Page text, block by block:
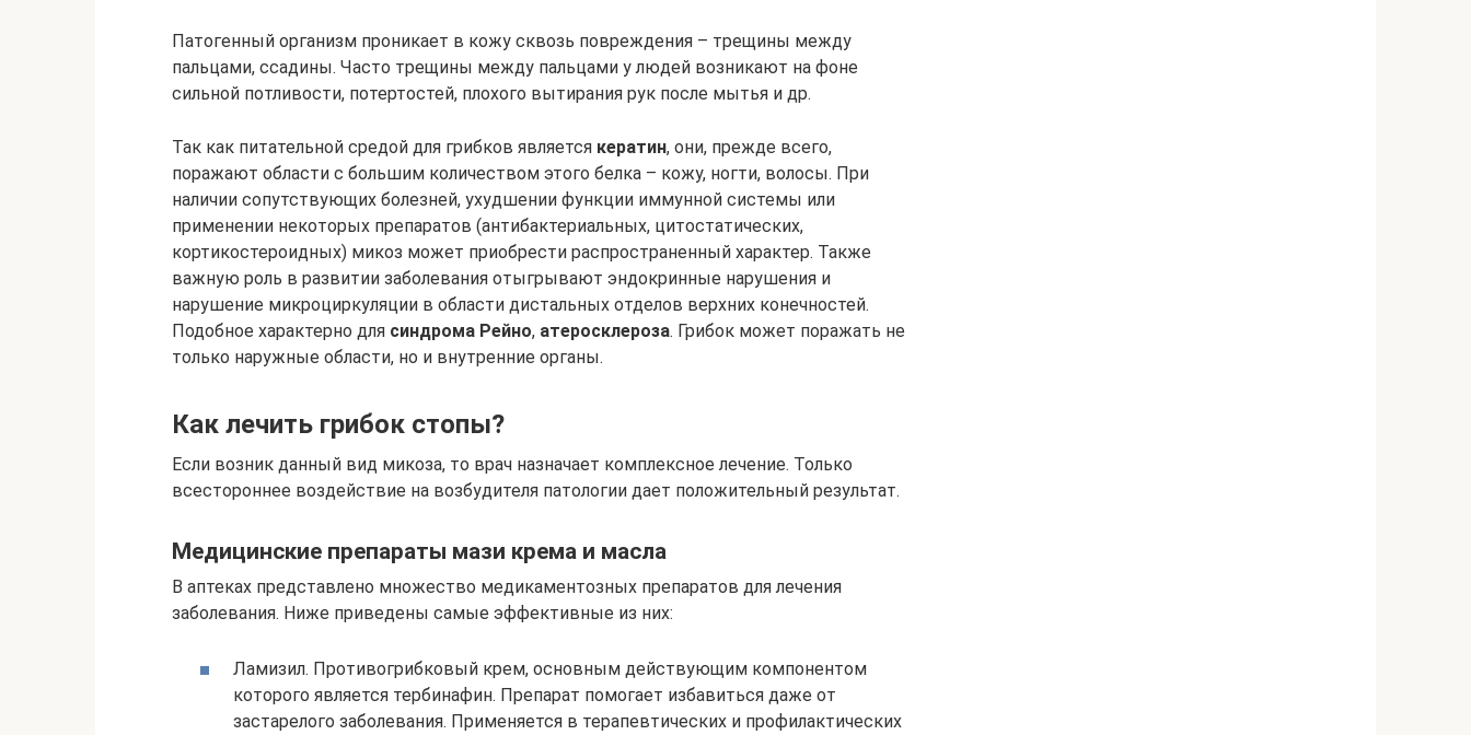
Патогенный организм проникает в кожу сквозь повреждения – трещины между
пальцами, ссадины. Часто трещины между пальцами у людей возникают на фоне
сильной потливости, потертостей, плохого вытирания рук после мытья и др.
Так как питательной средой для грибков является кератин, они, прежде всего,
поражают области с большим количеством этого белка – кожу, ногти, волосы. При
наличии сопутствующих болезней, ухудшении функции иммунной системы или
применении некоторых препаратов (антибактериальных, цитостатических,
кортикостероидных) микоз может приобрести распространенный характер. Также
важную роль в развитии заболевания отыгрывают эндокринные нарушения и
нарушение микроциркуляции в области дистальных отделов верхних конечностей.
Подобное характерно для синдрома Рейно, атеросклероза. Грибок может поражать не
только наружные области, но и внутренние органы.
Как лечить грибок стопы?
Если возник данный вид микоза, то врач назначает комплексное лечение. Только
всестороннее воздействие на возбудителя патологии дает положительный результат.
Медицинские препараты мази крема и масла
В аптеках представлено множество медикаментозных препаратов для лечения
заболевания. Ниже приведены самые эффективные из них:
Ламизил. Противогрибковый крем, основным действующим компонентом
которого является тербинафин. Препарат помогает избавиться даже от
застарелого заболевания. Применяется в терапевтических и профилактических